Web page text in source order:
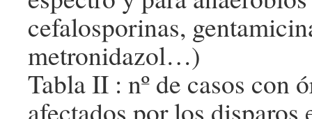
cefalosporinas,
metronidazol…)
Tabla II : nº de casos con